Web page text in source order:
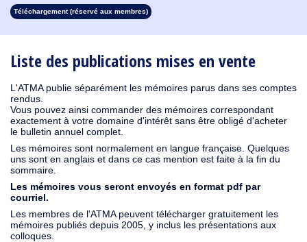
Liste des publications mises en vente
L'ATMA publie séparément les mémoires parus dans ses comptes
rendus.
Vous pouvez ainsi commander des mémoires correspondant
exactement à votre domaine d'intérêt sans être obligé d'acheter
le bulletin annuel complet.
Les mémoires sont normalement en langue française. Quelques
uns sont en anglais et dans ce cas mention est faite à la fin du
sommaire.
Les mémoires vous seront envoyés en format pdf par
courriel.
Les membres de l'ATMA peuvent télécharger gratuitement les
mémoires publiés depuis 2005, y inclus les présentations aux
colloques.
1913
1912 1911 1910 1909 1908
Téléchargement (réservé aux membres)